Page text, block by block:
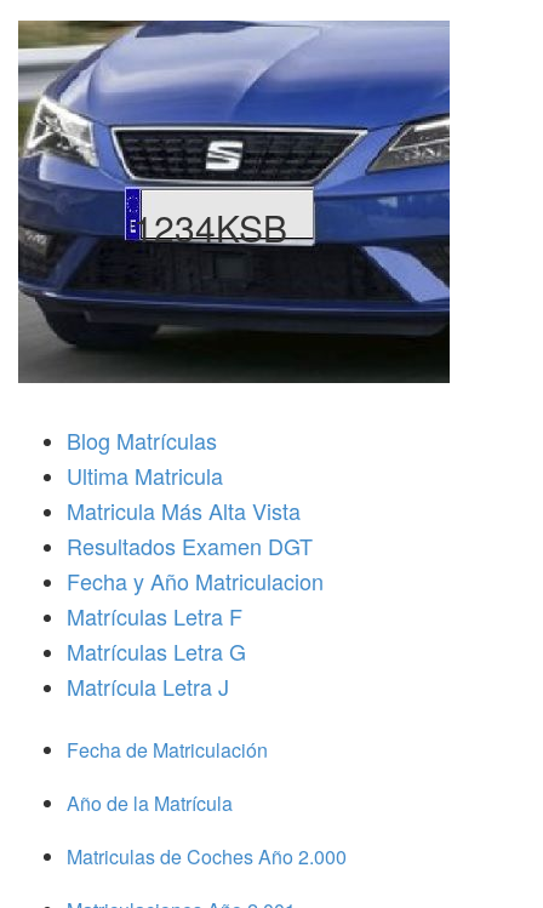
1234KSB
Blog Matrículas
Ultima Matricula
Matricula Más Alta Vista
Resultados Examen DGT
Fecha y Año Matriculacion
Matrículas Letra F
Matrículas Letra G
Matrícula Letra J
Fecha de Matriculación
Año de la Matrícula
Matriculas de Coches Año 2.000